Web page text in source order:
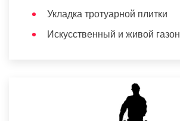
Укладка тротуарной плитки
Искусственный и живой газон